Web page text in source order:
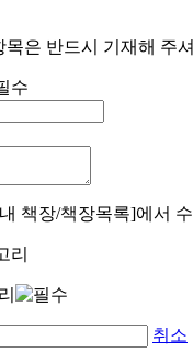
목은 반드시 기재해 주
책장/책장목록]에서
리
취소